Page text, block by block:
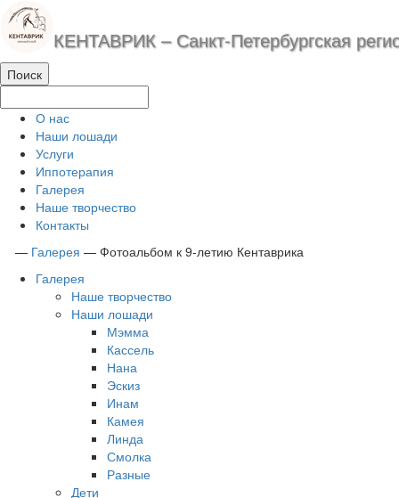
КЕНТАВРИК – Санкт-Петербургская
О нас
Наши лошади
Услуги
Иппотерапия
Галерея
Наше творчество
Контакты
— Галерея —Фотоальбом к 9-летию Кентаврика
Галерея
Наше творчество
Наши лошади
Мэмма
Кассель
Нана
Эскиз
Инам
Камея
Линда
Смолка
Разные
Дети